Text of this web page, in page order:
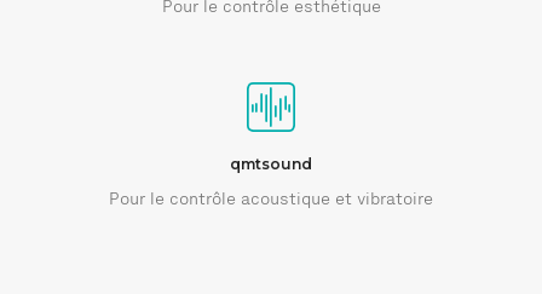
Pour le contrôle esthétique
qmtsound
Pour le contrôle acoustique et vibratoire